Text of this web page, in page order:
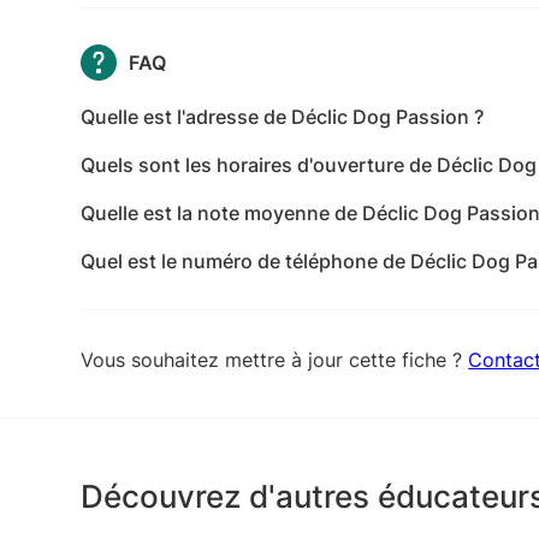
FAQ
Quelle est l'adresse de Déclic Dog Passion ?
Quels sont les horaires d'ouverture de Déclic
mardi: 10:00-12:00,14:00-19:00 - mercredi:
vendredi: 10:00-12:00,14:00-19:00 - samedi:
Quelle est la note moyenne de Déclic Dog
Quel est le numéro de téléphone de Déclic Dog
Vous souhaitez mettre à jour cette fiche ?
Découvrez d'autres